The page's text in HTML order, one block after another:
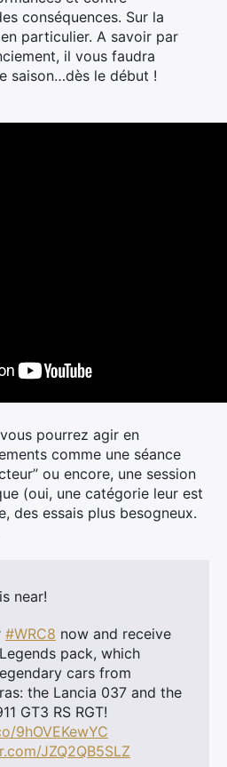
conséquences. Sur la
particulier. A savoir par
il vous faudra
saison…dès le début !
pourrez agir en
comme une séance
ou encore, une session
(oui, une catégorie leur est
des essais plus besogneux.
near!
#WRC8 now and receive
pack, which
cars from
the Lancia 037 and the
GT3 RS RGT!
9hOVEKewYC
JZQ2QB5SLZ